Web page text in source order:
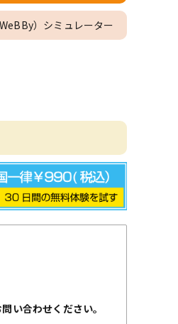
）シミュレーター
い合わせください。